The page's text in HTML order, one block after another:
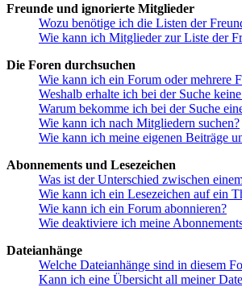
Freunde und ignorierte Mitglieder
Wozu benötige ich die Listen der
Wie kann ich Mitglieder zur Liste der
Die Foren durchsuchen
Wie kann ich ein Forum oder mehrere
Weshalb erhalte ich bei der Suche
Warum bekomme ich bei der Suche
Wie kann ich nach Mitgliedern suchen?
Wie kann ich meine eigenen Beiträge
Abonnements und Lesezeichen
Was ist der Unterschied zwischen
Wie kann ich ein Lesezeichen auf ein
Wie kann ich ein Forum abonnieren?
Wie deaktiviere ich meine
Dateianhänge
Welche Dateianhänge sind in diesem
Kann ich eine Übersicht all meiner